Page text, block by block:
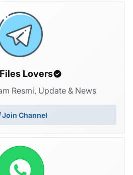
Lovers
Resmi, Update & News
Join Channel